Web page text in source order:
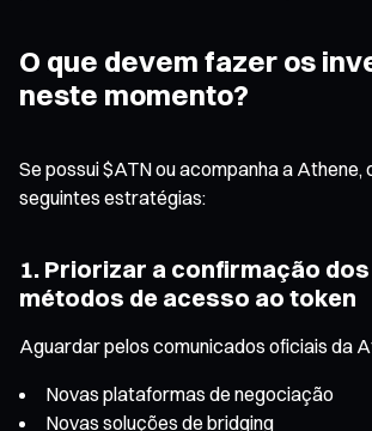
O que devem fazer os
neste momento?
Se possui $ATN ou acompanha a Athene,
seguintes estratégias:
1. Priorizar a confirmação
métodos de acesso ao token
Aguardar pelos comunicados oficiais da
Novas plataformas de negociação
Novas soluções de bridging